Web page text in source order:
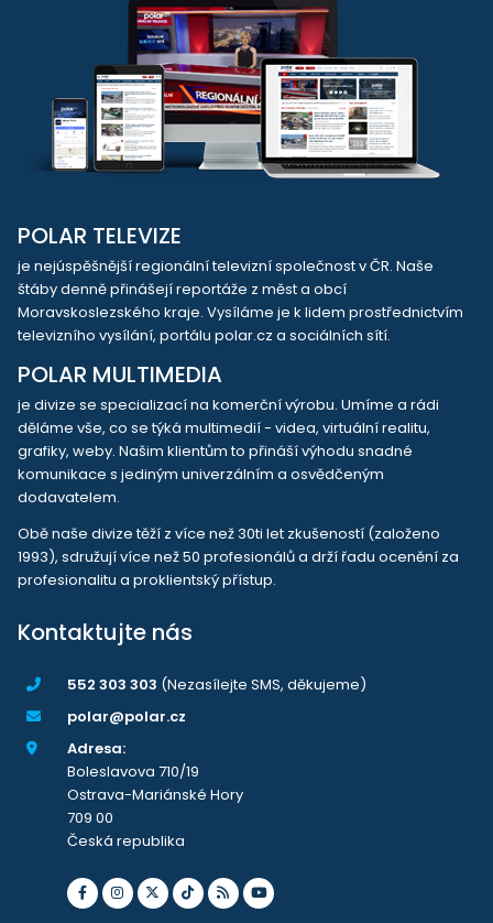
POLAR TELEVIZE
je nejúspěšnější regionální televizní společnost v ČR. Naše
štáby denně přinášejí reportáže z měst a obcí
Moravskoslezského kraje. Vysíláme je k lidem prostřednictvím
televizního vysílání, portálu polar.cz a sociálních sítí.
POLAR MULTIMEDIA
je divize se specializací na komerční výrobu. Umíme a rádi
děláme vše, co se týká multimedií - videa, virtuální realitu,
grafiky, weby. Našim klientům to přináší výhodu snadné
komunikace s jediným univerzálním a osvědčeným
dodavatelem.
Obě naše divize těží z více než 30ti let zkušeností (založeno
1993), sdružují více než 50 profesionálů a drží řadu ocenění za
profesionalitu a proklientský přístup.
Kontaktujte nás
552 303 303 (Nezasílejte SMS, děkujeme)
polar@polar.cz
Adresa:
Boleslavova 710/19
Ostrava-Mariánské Hory
709 00
Česká republika